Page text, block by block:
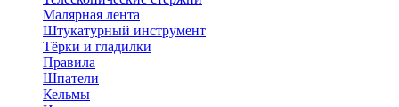
Малярная лента
Штукатурный инструмент
Тёрки и гладилки
Правила
Шпатели
Кельмы